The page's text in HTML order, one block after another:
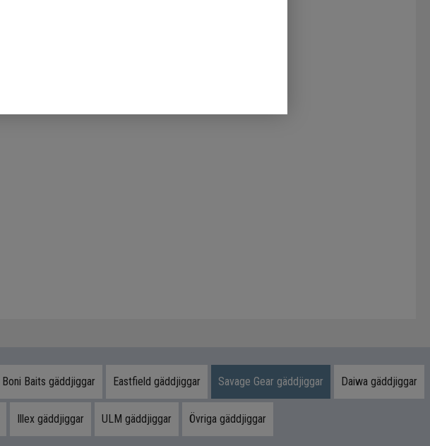
Boni Baits gäddjiggar Eastfield gäddjiggar Savage Gear gäddjiggar Daiwa gäddjiggar
Illex gäddjiggar ULM gäddjiggar Övriga gäddjiggar